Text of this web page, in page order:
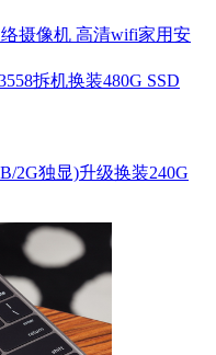
摄像机 高清wifi家用安
拆机换装480G SSD
2G独显)升级换装240G